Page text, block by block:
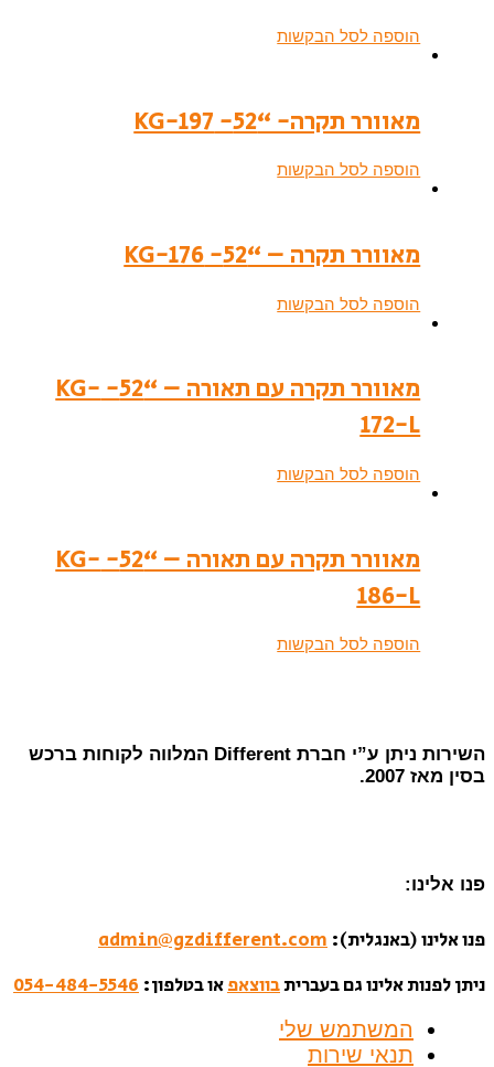
הוספה לסל הבקשות
מאוורר תקרה- “52- KG-197
הוספה לסל הבקשות
מאוורר תקרה – “52- KG-176
הוספה לסל הבקשות
מאוורר תקרה עם תאורה – “52- KG-
172-L
הוספה לסל הבקשות
מאוורר תקרה עם תאורה – “52- KG-
186-L
הוספה לסל הבקשות
השירות ניתן ע”י חברת Different המלווה לקוחות ברכש
בסין מאז 2007.
פנו אלינו:
פנו אלינו (באנגלית): admin@gzdifferent.com
ניתן לפנות אלינו גם בעבריתבווצאפאו בטלפון: 054-484-5546
המשתמש שלי
תנאי שירות